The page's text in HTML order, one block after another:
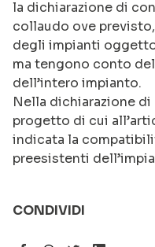
la dichiarazione di
collaudo ove
degli impianti
ma tengono conto
dell’intero impianto.
Nella dichiarazione di
progetto di cui
indicata la
preesistenti
CONDIVIDI